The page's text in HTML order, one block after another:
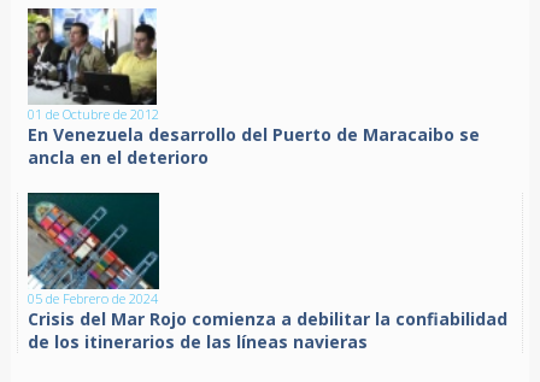
01 de Octubre de 2012
En Venezuela desarrollo del Puerto de Maracaibo se
ancla en el deterioro
05 de Febrero de 2024
Crisis del Mar Rojo comienza a debilitar la confiabilidad
de los itinerarios de las líneas navieras